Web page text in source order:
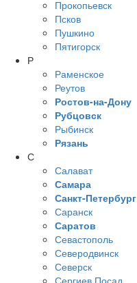
Прокопьевск
Псков
Пушкино
Пятигорск
Р
Раменское
Реутов
Ростов-на-Дону
Рубцовск
Рыбинск
Рязань
С
Салават
Самара
Санкт-Петербург
Саранск
Саратов
Севастополь
Северодвинск
Северск